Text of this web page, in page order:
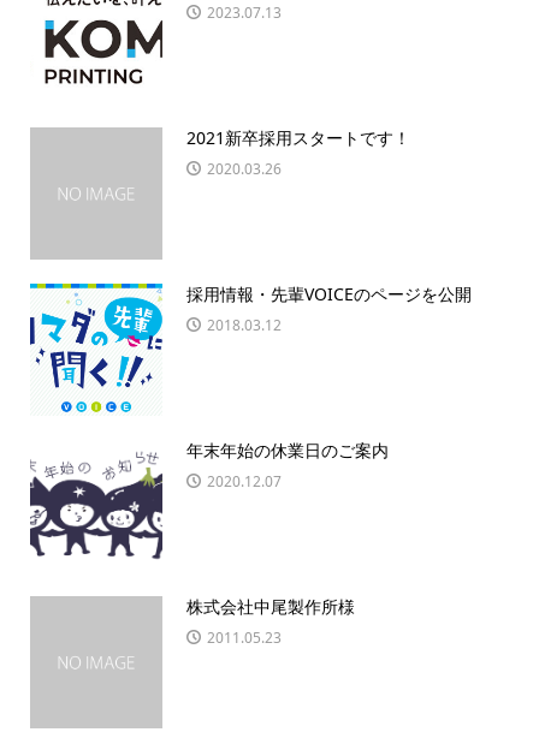
2023.07.13
2021新卒採用スタートです！
2020.03.26
採用情報・先輩VOICEのページを公開
2018.03.12
年末年始の休業日のご案内
2020.12.07
株式会社中尾製作所様
2011.05.23